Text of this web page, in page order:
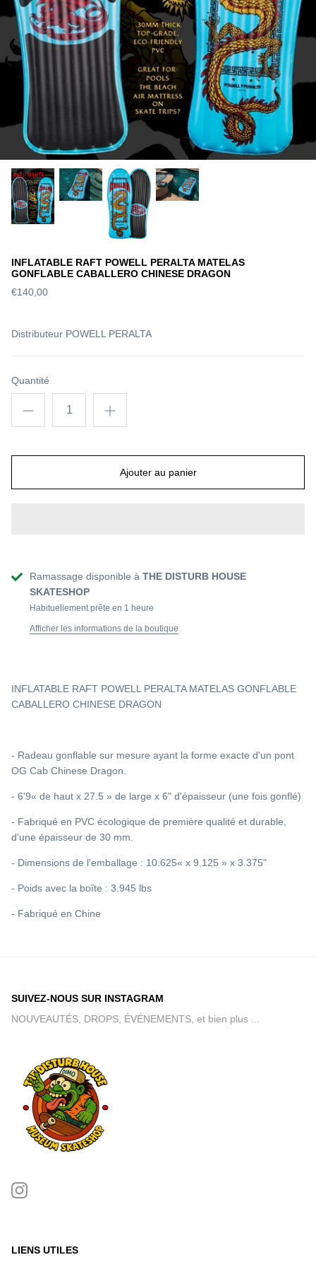
€95,00 Épuisé
INFLATABLE RAFT POWELL PERALTA MATELAS
GONFLABLE CABALLERO CHINESE DRAGON
€140,00
Distributeur POWELL PERALTA
Quantité
Ajouter au panier
Ramassage disponible à THE DISTURB HOUSE
SKATESHOP
Habituellement prête en 1 heure
Afficher les informations de la boutique
INFLATABLE RAFT POWELL PERALTA MATELAS GONFLABLE
CABALLERO CHINESE DRAGON
- Radeau gonflable sur mesure ayant la forme exacte d'un pont
OG Cab Chinese Dragon.
- 6'9« de haut x 27.5 » de large x 6" d'épaisseur (une fois gonflé)
- Fabriqué en PVC écologique de première qualité et durable,
d'une épaisseur de 30 mm.
- Dimensions de l'emballage : 10.625« x 9.125 » x 3.375"
- Poids avec la boîte : 3.945 lbs
- Fabriqué en Chine
SUIVEZ-NOUS SUR INSTAGRAM
NOUVEAUTÉS, DROPS, ÉVÉNEMENTS, et bien plus ...
LIENS UTILES